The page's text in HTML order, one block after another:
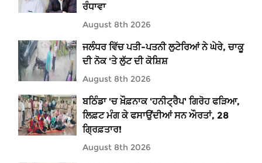
ਰੰਧਾਵਾ
August 8th 2026
ਜਲੰਧਰ ਵਿੱਚ ਪਤੀ-ਪਤਨੀ ਲੁਟੇਰਿਆਂ ਨੇ ਘੇਰੇ, ਚਾਕੂ
ਦੀ ਨੋਕ 'ਤੇ ਲੁੱਟ ਦੀ ਕੋਸ਼ਿਸ਼
August 8th 2026
ਬਠਿੰਡਾ 'ਚ ਖ਼ੌਫ਼ਨਾਕ 'ਹਨੀਟ੍ਰੈਪ' ਗਿਰੋਹ ਫੜਿਆ,
ਲਿਫ਼ਟ ਮੰਗ ਕੇ ਫਸਾਉਂਦੀਆਂ ਸਨ ਔਰਤਾਂ, 28
ਗ੍ਰਿਫ਼ਤਾਰ!
August 8th 2026